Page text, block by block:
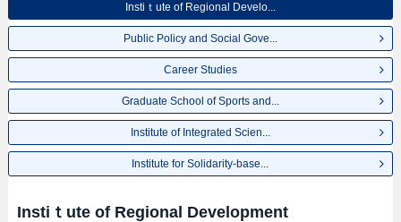
Instiｔute of Regional Develo...
Public Policy and Social Gove...
Career Studies
Graduate School of Sports and...
Institute of Integrated Scien...
Institute for Solidarity-base...
Instiｔute of Regional Development